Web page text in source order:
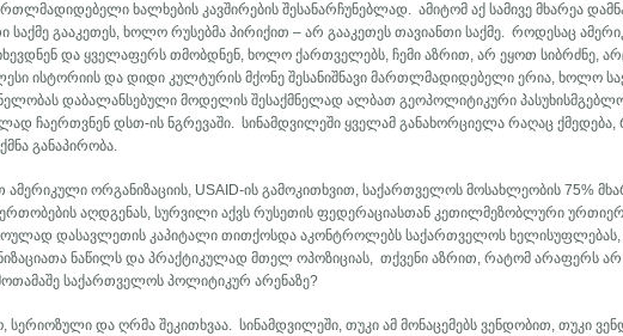
ხალხების კავშირების შესანარჩუნებლად. ამიტომ აქ სამივე მხარეა
საქმე გააკეთეს, ხოლო რუსებმა პირიქით – არ გააკეთეს თავიანთი საქმე. როდესაც
იხევდნენ და ყველაფერს თმობდნენ, ხოლო ქართველებს, ჩემი აზრით, არ ეყოთ სიბრძნე,
ისტორიის და დიდი კულტურის მქონე შესანიშნავი მართლმადიდებელი ერია, ხოლო
დაბალანსებული მოდელის შესაქმნელად ალბათ გეოპოლიტიკური
ჩაერთვნენ დსთ-ის ნგრევაში. სინამდვილეში ყველამ განახორციელა რაღაც ქმედება,
განაპირობა.
ამერიკული ორგანიზაციის, USAID-ის გამოკითხვით, საქართველოს მოსახლეობის 75%
აღდგენას, სურვილი აქვს რუსეთის ფედერაციასთან კეთილმეზობლური
დასავლეთის კაპიტალი თითქოსდა აკონტროლებს საქართველოს ხელისუფლებას,
ნაწილს და პრაქტიკულად მთელ ოპოზიციას, თქვენი აზრით, რატომ არაფერს არ
საქართველოს პოლიტიკურ არენაზე?
სერიოზული და ღრმა შეკითხვაა. სინამდვილეში, თუკი ამ მონაცემებს ვენდობით, თუკი